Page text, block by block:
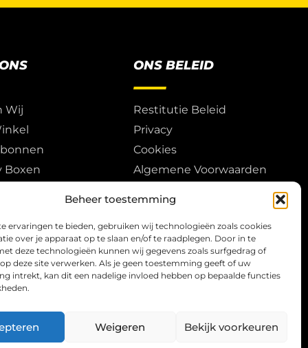
Beheer toestemming
ervaringen te bieden, gebruiken wij technologieën zoals cookies
over je apparaat op te slaan en/of te raadplegen. Door in te
deze technologieën kunnen wij gegevens zoals surfgedrag of
deze site verwerken. Als je geen toestemming geeft of uw
intrekt, kan dit een nadelige invloed hebben op bepaalde functies
Weigeren Bekijk voorkeuren
Wij
Boxen
ONS BELEID
Restitutie Beleid
Privacy
Cookies
Algemene Voorwaarden